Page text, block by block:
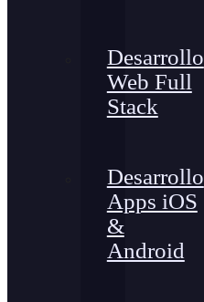
Desarrollo
Web Full
Stack
Desarrollo
Apps iOS
&
Android